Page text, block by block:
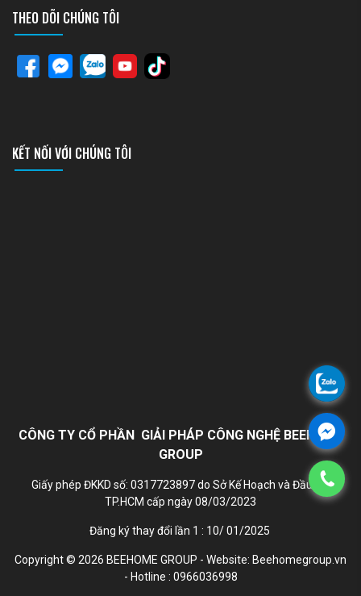
THEO DÕI CHÚNG TÔI
KẾT NỐI VỚI CHÚNG TÔI
CÔNG TY CỔ PHẦN GIẢI PHÁP CÔNG NGHỆ BEEHOME
GROUP
Giấy phép ĐKKD số: 0317723897 do Sở Kế Hoạch và Đầu Tư
TP.HCM cấp ngày 08/03/2023
Đăng ký thay đổi lần 1 : 10/ 01/2025
Copyright © 2026 BEEHOME GROUP - Website: Beehomegroup.vn
- Hotline : 0966036998